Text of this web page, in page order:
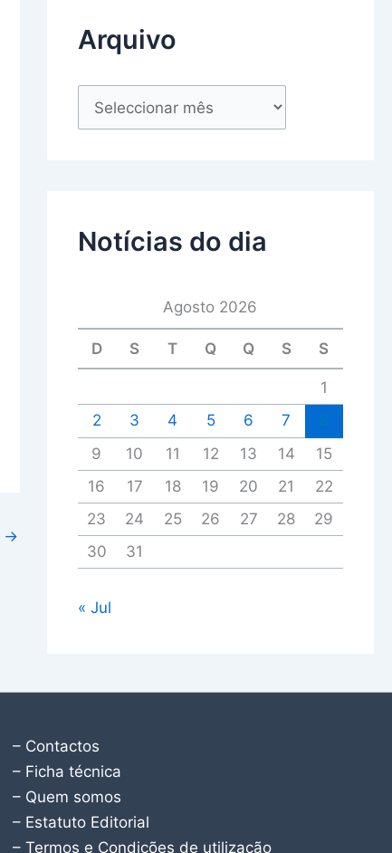
→
Arquivo
Notícias do dia
Agosto 2026
D S T Q Q S S
1
2
3 4 5 6 7
9
10 11 12 13 14
15
16
17 18 19 20 21
22
23
24 25 26 27 28
29
30
31
« Jul
– Contactos
– Ficha técnica
– Quem somos
– Estatuto Editorial
– Termos e Condições de utilização